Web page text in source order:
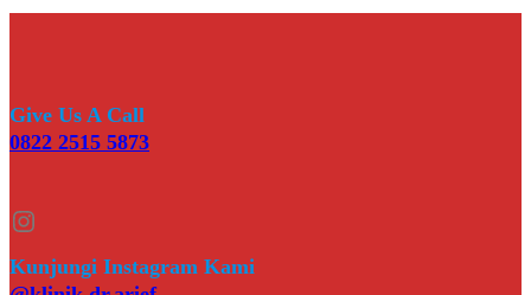
Give Us A Call
0822 2515 5873
Instagram
Kunjungi Instagram Kami